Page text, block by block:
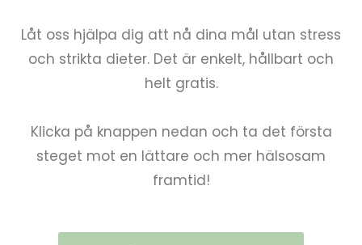
Låt oss hjälpa dig att nå dina mål utan stress
och strikta dieter. Det är enkelt, hållbart och
helt gratis.
Klicka på knappen nedan och ta det första
steget mot en lättare och mer hälsosam
framtid!